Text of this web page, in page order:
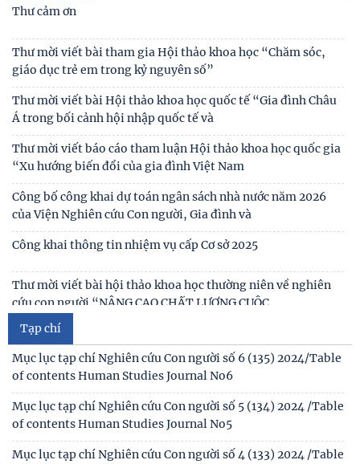
trị và Hành chính quốc gia Lào ký Thỏa
Chủ tịch Viện Hàn lâm Khoa học xã hội Việt Nam thăm và
làm việc tại Viện Khoa học Kinh tế và Xã hội
Lễ ký kết Thỏa thuận hợp tác giữa Viện Hàn lâm Khoa học xã
hội Việt Nam và Tỉnh ủy Cao Bằng
Thư cảm ơn
Thư mời viết bài tham gia Hội thảo khoa học “Chăm sóc,
giáo dục trẻ em trong kỷ nguyên số”
Thư mời viết bài Hội thảo khoa học quốc tế “Gia đình Châu
Á trong bối cảnh hội nhập quốc tế và
Thư mời viết báo cáo tham luận Hội thảo khoa học quốc gia
“Xu hướng biến đổi của gia đình Việt Nam
Công bố công khai dự toán ngân sách nhà nước năm 2026
của Viện Nghiên cứu Con người, Gia đình và
Công khai thông tin nhiệm vụ cấp Cơ sở 2025
Thư mời viết bài hội thảo khoa học thường niên về nghiên
cứu con người “NÂNG CAO CHẤT LƯỢNG CUỘC
Thông báo triệu tập thí sinh đủ điều kiện, tiêu chuẩn, tham
gia sát hạch trình độ hiểu biết chung
Thông báo kết quả kiểm tra điều kiện, tiêu chuẩn, văn
bằng, chứng chỉ đối với thí sinh đăng ký dự
Thông báo 2773/TB-KHXH về Kết quả kiểm tra điều kiện,
tiêu chuẩn, văn bằng, chứng chỉ đối với thí
Tạp chí
Mục lục tạp chí Nghiên cứu Con người số 6 (135) 2024/Table
of contents Human Studies Journal No6
Mục lục tạp chí Nghiên cứu Con người số 5 (134) 2024 /Table
of contents Human Studies Journal No5
Mục lục tạp chí Nghiên cứu Con người số 4 (133) 2024 /Table